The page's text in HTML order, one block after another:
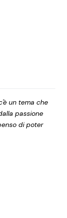
un tema che
passione
di poter